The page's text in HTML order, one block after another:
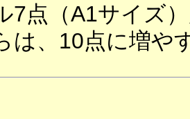
7点（A1サイズ
は、10点に増や